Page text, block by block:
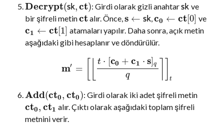
Decrypt(sk,ct): Girdi olarak gizli anahtarsk ve
bir şifreli metinctalır. Önce,s ← sk,c0 ← ct[0] ve
c1 ← ct[1] atamaları yapılır. Daha sonra, açık metin
aşağıdaki gibi hesaplanır ve döndürülür.
m′ =
t ⋅ [c0 + c1 ⋅ s]q
q t
Add(ct0, ct0): Girdi olarak iki adet şifreli metin
ct0, ct1 alır. Çıktı olarak aşağıdaki toplam şifreli
metnini verir.